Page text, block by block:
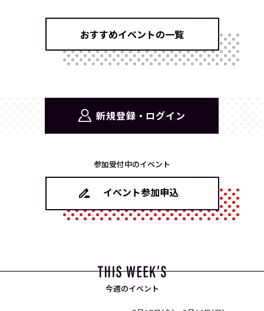
おすすめイベントの一覧
新規登録・ログイン
参加受付中のイベント
イベント参加申込
今週のイベント